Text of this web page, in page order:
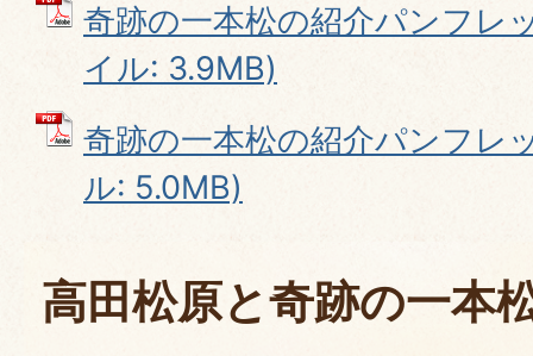
奇跡の一本松の紹介パンフレ
イル: 3.9MB)
奇跡の一本松の紹介パンフレ
ル: 5.0MB)
高田松原と奇跡の一本